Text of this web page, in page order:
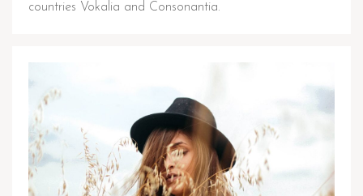
countries Vokalia and Consonantia.